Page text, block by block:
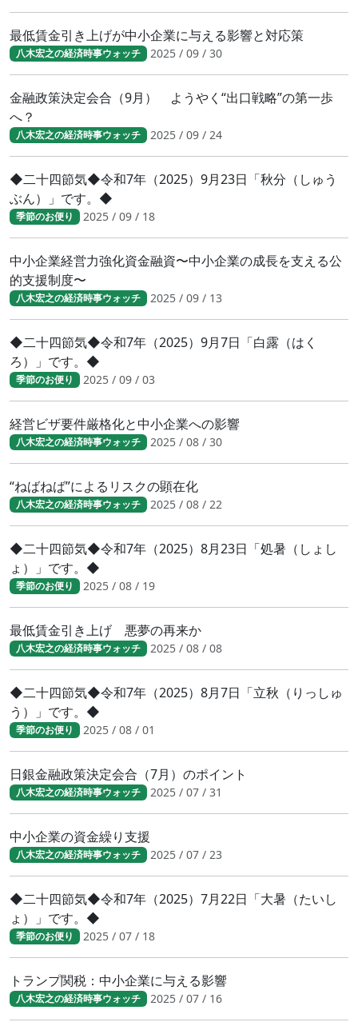
最低賃金引き上げが中小企業に与える影響と対応策
八木宏之の経済時事ウォッチ 2025 / 09 / 30
金融政策決定会合（9月） ようやく“出口戦略”の第一歩
へ？
八木宏之の経済時事ウォッチ 2025 / 09 / 24
◆二十四節気◆令和7年（2025）9月23日「秋分（しゅう
ぶん）」です。◆
季節のお便り 2025 / 09 / 18
中小企業経営力強化資金融資〜中小企業の成長を支える公
的支援制度〜
八木宏之の経済時事ウォッチ 2025 / 09 / 13
◆二十四節気◆令和7年（2025）9月7日「白露（はく
ろ）」です。◆
季節のお便り 2025 / 09 / 03
経営ビザ要件厳格化と中小企業への影響
八木宏之の経済時事ウォッチ 2025 / 08 / 30
“ねばねば”によるリスクの顕在化
八木宏之の経済時事ウォッチ 2025 / 08 / 22
◆二十四節気◆令和7年（2025）8月23日「処暑（しょし
ょ）」です。◆
季節のお便り 2025 / 08 / 19
最低賃金引き上げ 悪夢の再来か
八木宏之の経済時事ウォッチ 2025 / 08 / 08
◆二十四節気◆令和7年（2025）8月7日「立秋（りっしゅ
う）」です。◆
季節のお便り 2025 / 08 / 01
日銀金融政策決定会合（7月）のポイント
八木宏之の経済時事ウォッチ 2025 / 07 / 31
中小企業の資金繰り支援
八木宏之の経済時事ウォッチ 2025 / 07 / 23
◆二十四節気◆令和7年（2025）7月22日「大暑（たいし
ょ）」です。◆
季節のお便り 2025 / 07 / 18
トランプ関税：中小企業に与える影響
八木宏之の経済時事ウォッチ 2025 / 07 / 16